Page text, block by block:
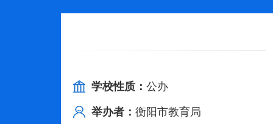
学校性质： 公办
举办者： 衡阳市教育局